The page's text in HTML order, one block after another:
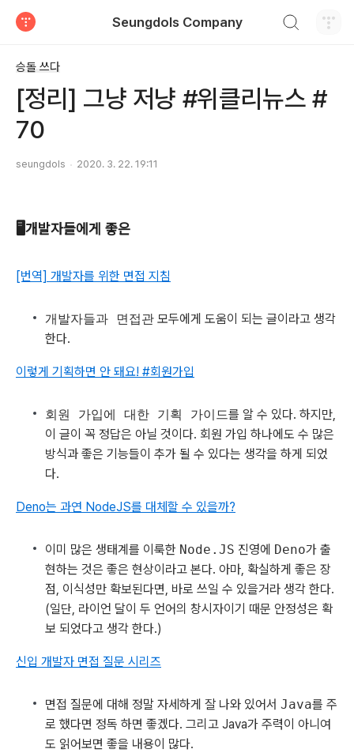
Seungdols Company
승돌 쓰다
[정리] 그냥 저냥 #위클리뉴스 #
70
seungdols 2020. 3. 22. 19:11
🖥개발자들에게 좋은
[번역] 개발자를 위한 면접 지침
개발자들과 면접관 모두에게 도움이 되는 글이라고 생각
한다.
이렇게 기획하면 안 돼요! #회원가입
회원 가입에 대한 기획 가이드를 알 수 있다. 하지만,
이 글이 꼭 정답은 아닐 것이다. 회원 가입 하나에도 수 많은
방식과 좋은 기능들이 추가 될 수 있다는 생각을 하게 되었
다.
Deno는 과연 NodeJS를 대체할 수 있을까?
이미 많은 생태계를 이룩한 Node.JS 진영에 Deno가 출
현하는 것은 좋은 현상이라고 본다. 아마, 확실하게 좋은 장
점, 이식성만 확보된다면, 바로 쓰일 수 있을거라 생각 한다.
(일단, 라이언 달이 두 언어의 창시자이기 때문 안정성은 확
보 되었다고 생각 한다.)
신입 개발자 면접 질문 시리즈
면접 질문에 대해 정말 자세하게 잘 나와 있어서 Java를 주
로 했다면 정독 하면 좋겠다. 그리고 Java가 주력이 아니여
도 읽어보면 좋을 내용이 많다.